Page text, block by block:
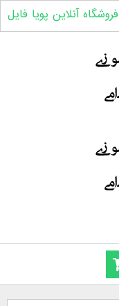
فروشگاه آنلاین پویا فایل